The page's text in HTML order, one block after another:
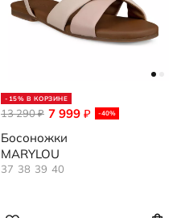
-15% В КОРЗИНЕ
7 999 ₽ -40%
13 290₽
Босоножки
MARYLOU
37 38 39 40